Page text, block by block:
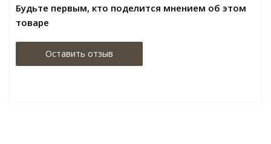
Будьте первым, кто поделится мнением об этом
товаре
Оставить отзыв